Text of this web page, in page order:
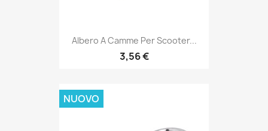
Albero A Camme Per Scooter...
3,56 €
NUOVO